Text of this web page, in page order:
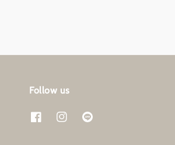
Follow us